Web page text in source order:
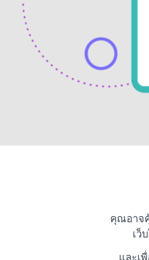
คุณอาจ
เว็
และเ